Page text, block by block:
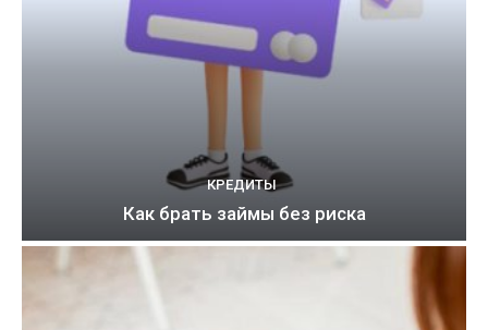
КРЕДИТЫ
Как брать займы без риска